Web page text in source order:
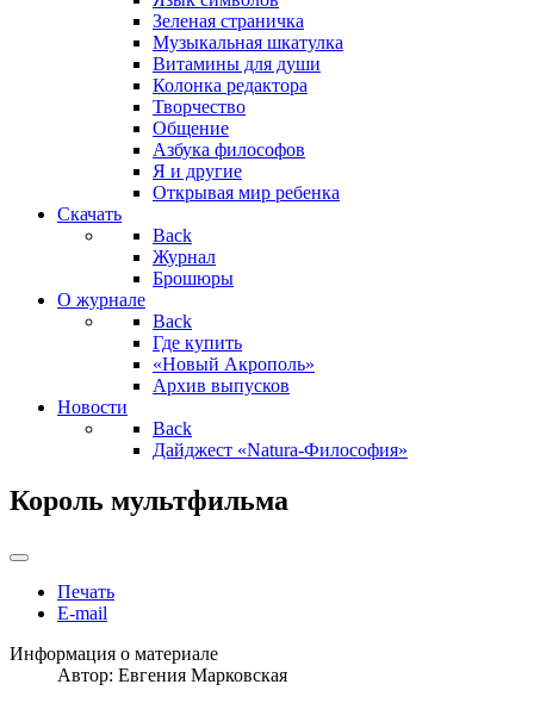
Зеленая страничка
Музыкальная шкатулка
Витамины для души
Колонка редактора
Творчество
Общение
Азбука философов
Я и другие
Открывая мир ребенка
Скачать
Back
Журнал
Брошюры
О журнале
Back
Где купить
«Новый Акрополь»
Архив выпусков
Новости
Back
Дайджест «Natura-Философия»
Король мультфильма
Печать
E-mail
Информация о материале
Автор: Евгения Марковская